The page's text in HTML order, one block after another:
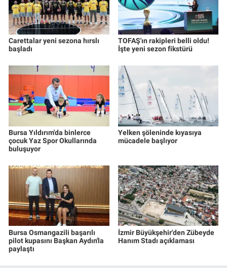
Carettalar yeni sezona hırslı
başladı
TOFAŞ'ın rakipleri belli oldu!
İşte yeni sezon fikstürü
Bursa Yıldırım'da binlerce
çocuk Yaz Spor Okullarında
buluşuyor
Yelken şöleninde kıyasıya
mücadele başlıyor
Bursa Osmangazili başarılı
pilot kupasını Başkan Aydın'la
paylaştı
İzmir Büyükşehir'den Zübeyde
Hanım Stadı açıklaması